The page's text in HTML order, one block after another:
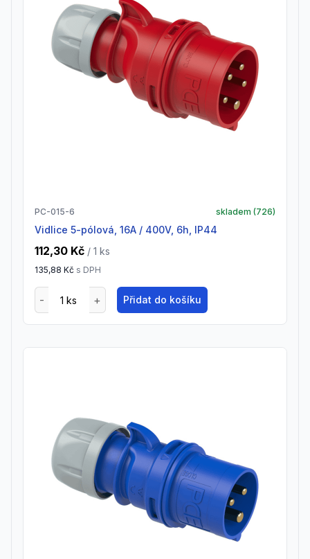
PC-015-6 skladem (726)
vidlice 5-pólová, 16A / 400V, 6h, IP44
112,30 Kč / 1 ks
135,88 Kč s DPH
Přidat do košíku